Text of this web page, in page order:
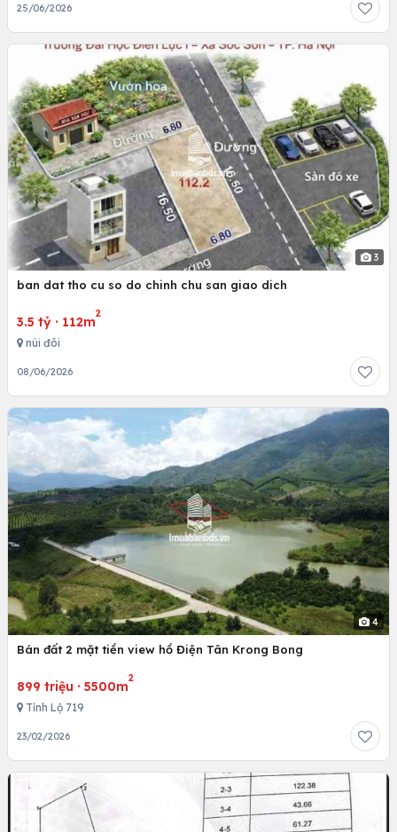
25/06/2026
3
ban dat tho cu so do chinh chu san giao dich
3.5 tỷ · 112m
2
núi đôi
08/06/2026
4
Bán đất 2 mặt tiền view hồ Điện Tân Krong Bong
899 triệu · 5500m
2
Tỉnh Lộ 719
23/02/2026